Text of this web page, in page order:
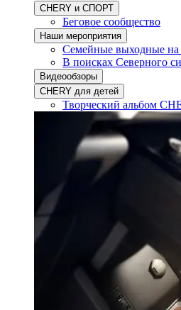
CHERY и СПОРТ
Беговое сообщество
Наши мероприятия
Семейные выходные на
В поисках Северного
Видеообзоры
CHERY для детей
Творческий альбом